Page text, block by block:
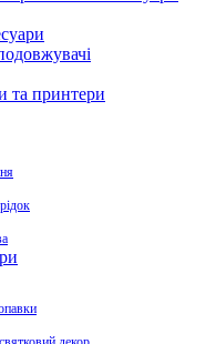
та принтери